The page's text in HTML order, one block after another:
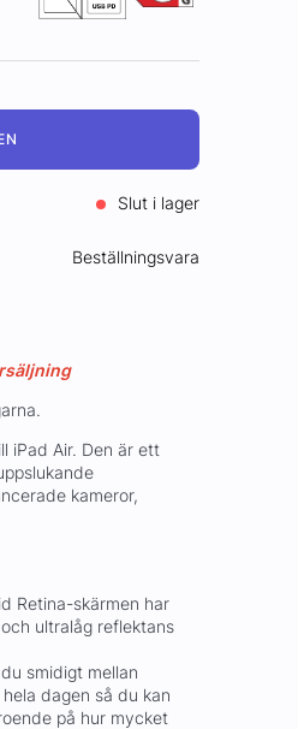
Slut i lager
Beställningsvara
iPad Air. Den är ett
kameror,
Retina-skärmen har
ultralåg reflektans
smidigt mellan
dagen så du kan
på hur mycket